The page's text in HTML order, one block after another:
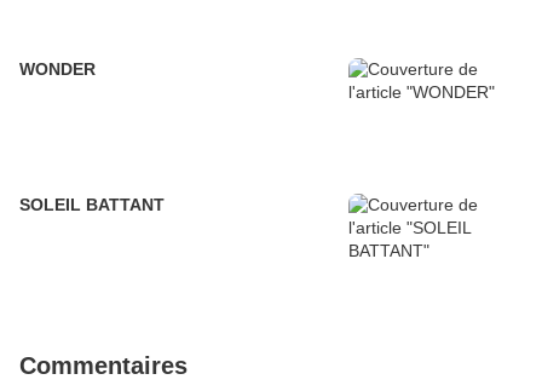
WONDER
SOLEIL BATTANT
Commentaires